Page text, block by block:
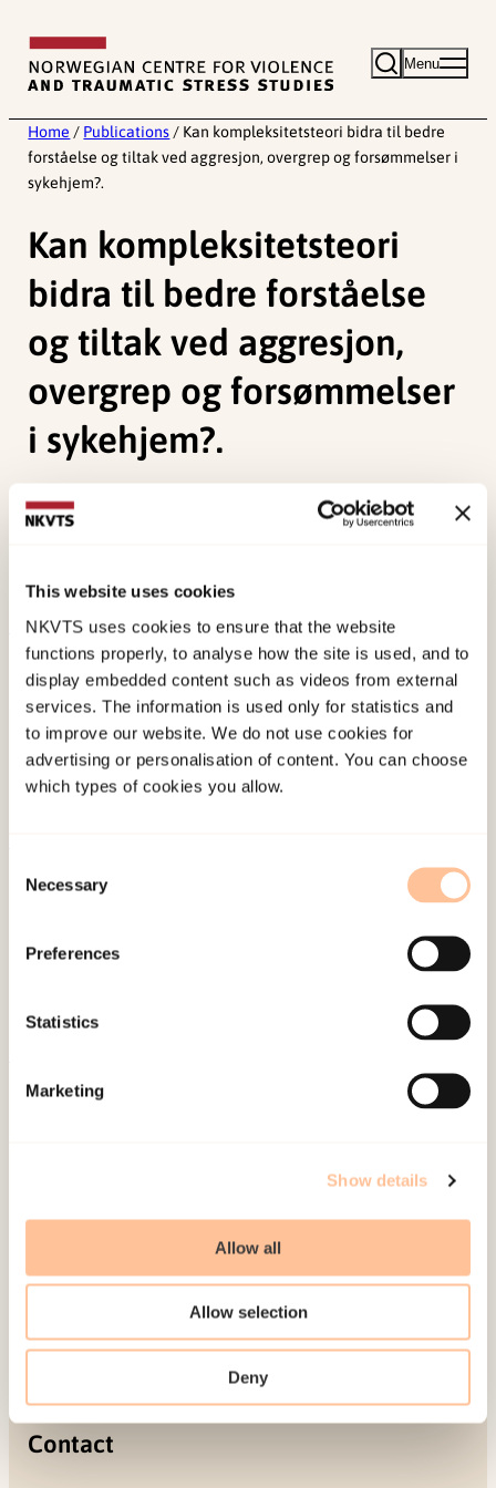
This website uses cookies
NKVTS uses cookies to ensure that the website
functions properly, to analyse how the site is used, and to
display embedded content such as videos from external
services. The information is used only for statistics and
to improve our website. We do not use cookies for
advertising or personalisation of content. You can choose
which types of cookies you allow.
Selection
Necessary
Preferences
Statistics
Marketing
Show details
Allow all
Allow selection
Deny
content
Menu
Home / Publications / Kan kompleksitetsteori bidra til bedre
forståelse og tiltak ved aggresjon, overgrep og forsømmelser i
sykehjem?.
Kan kompleksitetsteori
bidra til bedre forståelse
og tiltak ved aggresjon,
overgrep og forsømmelser
i sykehjem?.
Myhre, J.,
Lichtwarck, B., (2021). Kan
kompleksitetsteori bidra til bedre forståelse og
sykehjem?. Geriatrisk sykepleie.
Published:19. March 2026
Last modified:7. August 2026
About NKVTS
Be a superhero
Address
Gullhaugveien 1-3
Contact